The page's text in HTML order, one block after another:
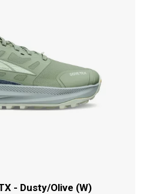
- Dusty/Olive (W)